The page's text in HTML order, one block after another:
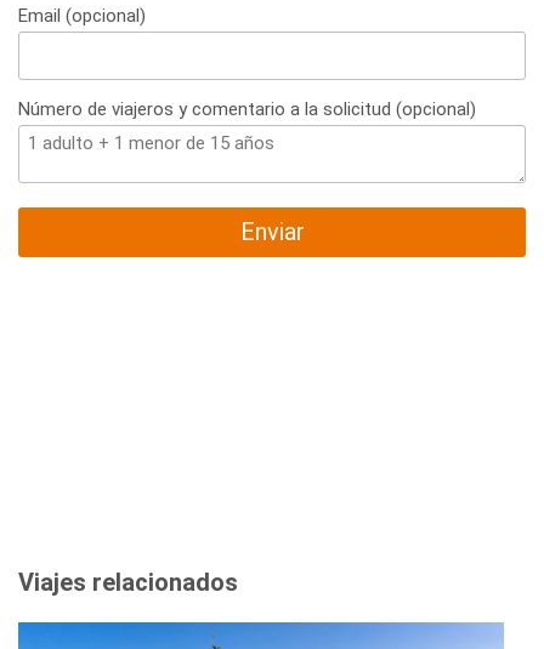
Email (opcional)
Número de viajeros y comentario a la solicitud (opcional)
Enviar
Viajes relacionados